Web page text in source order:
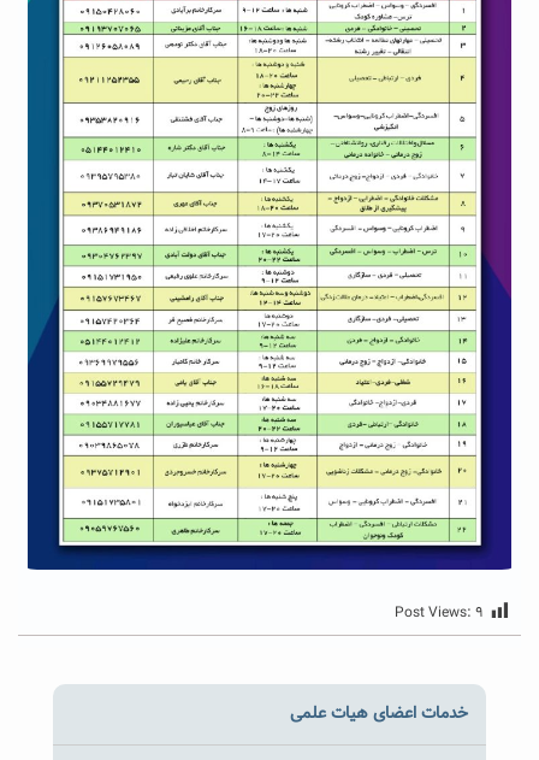
Post Views: ۹
خدمات اعضای هیات علمی